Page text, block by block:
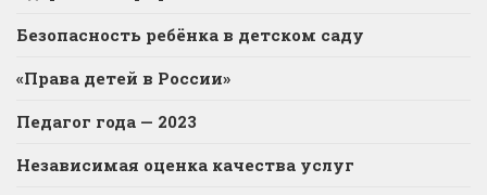
Безопасность ребёнка в детском саду
«Права детей в России»
Педагог года — 2023
Независимая оценка качества услуг